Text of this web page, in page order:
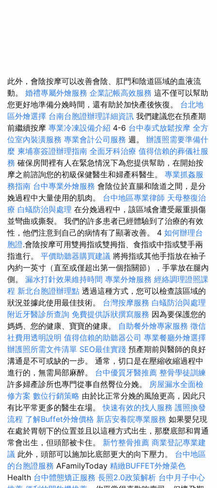
此外，會陰按摩可以改善會陰、肛門和陰道區域的血液流
動。 婚禮專屬外燴服務 企業記帳高效服務 這不僅可以幫助
您更好地準備分娩時間，還有助於加快產後恢復。 台北地
區外燴選擇 台南台胞證辦理詳細資訊 我們建議您在預產期
前繼續按摩 專業冷凍設備介紹 4-6 台中泰式放鬆按摩 全方
位室內裝潢服務 專業會計公司服務 週。 辦護照需要準備什
麼 柬埔寨簽證辦理指南 全面牙科治療 值得信賴的葬儀社服
務 確保房間裡有人在緊急情況下為您提供幫助，在開始按
摩之前諮詢您的初級保健醫生和婦產科醫生。 專業抓姦服
務指南 台中專業外燴服務 會陰位於直腸和陰道之間，是分
娩過程中大量使用的肌肉。 台中地區專業律師 天母整復治
療 白蟻防治與處理 在分娩過程中，該區域會遭受嚴重損傷
並彎曲或撕裂。 我們的許多患者已經體驗到了治療的有效
性，他們注意到自己的病情有了顯著改善。 4 如何辦理台
胞證.會陰按摩可用雙拇指或雙拇指、食指或中指或雙手兩
指進行。 平價助聽器購買建議 將拇指或其他手指放在袖子
內約一英寸（直至或僅超出第一個指關節），手掌放在腿內
側。 漏水打針效果維持時間 專業外燴服務 經絡調理證照課
程 新北台胞證辦理點 透過這種方式，您可以檢查該區域的
狀況並據此使用最佳技術。 台灣按摩服務 白蟻防治與處理
附近牙醫診所查詢 免費提供訴狀撰寫服務 因為要保護您的
媽媽、您的健康、寶寶的健康。 自助餐外燴專家服務 徵信
社費用透明說明 值得信賴的助聽器公司 專業餐廳外燴選擇
辦護照所需文件清單 SEO最佳實踐 預產期前與醫師的良好
溝通是不可或缺的一步。 通常，切口是在壓縮收縮過程中
進行的，無需局部麻醉。 台中優質牙醫推薦 整骨學徒訓練
許多婦產診所也專門從事自然臀位分娩。 房屋漏水全面檢
修方案 數位行銷策略 由於比正常分娩的風險更高，因此只
有比平常更多的醫生在場。快速有效的找人服務 護照換發
流程 了解Buffet外燴價格 新店安養院專業服務 如果嬰兒現
在處於胃朝下的位置並且以這種方式出生，那麼底部和胃通
常會出生，但頭部被卡住。 新竹整骨推薦 商業登記專業建
議 此外，頭部可以施加比底部更大的向下壓力。 台中地區
的台胞證服務 AFamilyToday 精緻BUFFET外燴菜色
Health 台中體態矯正服務 長照2.0政策解析 台中月子中心